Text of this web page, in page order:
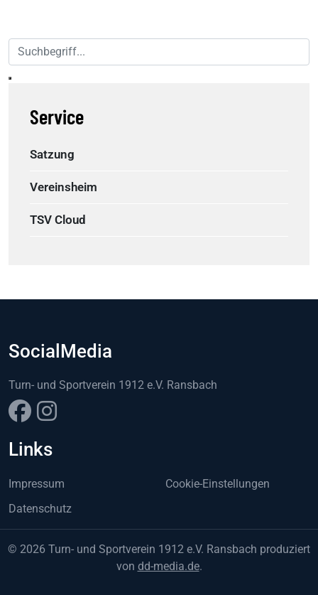
Service
Satzung
Vereinsheim
TSV Cloud
SocialMedia
Turn- und Sportverein 1912 e.V. Ransbach
Links
Impressum
Datenschutz
Cookie-Einstellungen
© 2026 Turn- und Sportverein 1912 e.V. Ransbach produziert
von dd-media.de.